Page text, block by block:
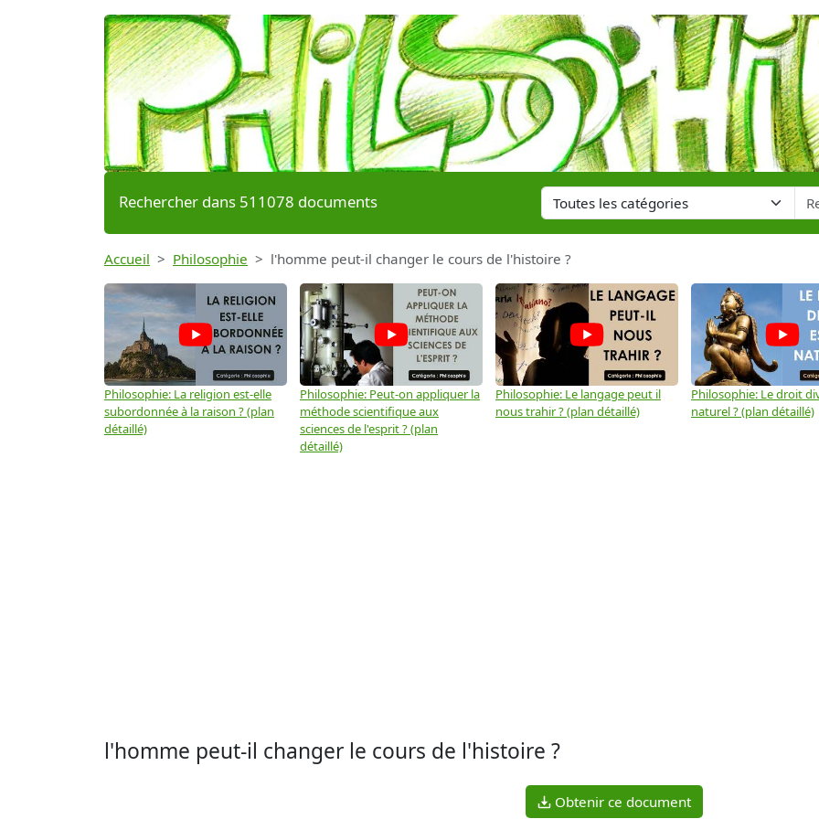
Rechercher dans 511078 documents
Accueil Philosophie l'homme peut-il changer le cours de l'histoire ?
Philosophie: La religion est-elle
subordonnée à la raison ? (plan
détaillé)
Philosophie: Peut-on appliquer la
méthode scientifique aux
sciences de l'esprit ? (plan
détaillé)
Philosophie: Le langage peut il
nous trahir ? (plan détaillé)
Philosophie: Le droit
naturel ? (plan détaillé)
l'homme peut-il changer le cours de l'histoire ?
Obtenir ce document